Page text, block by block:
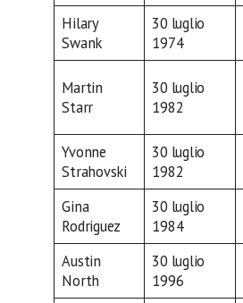
Hilary
Swank
30 luglio
1974
Martin
Starr
30 luglio
1982
Yvonne
Strahovski
30 luglio
1982
Gina
Rodriguez
30 luglio
1984
Austin
North
30 luglio
1996